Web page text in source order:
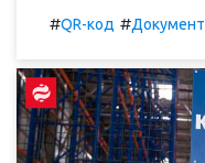
#QR-код #Документ